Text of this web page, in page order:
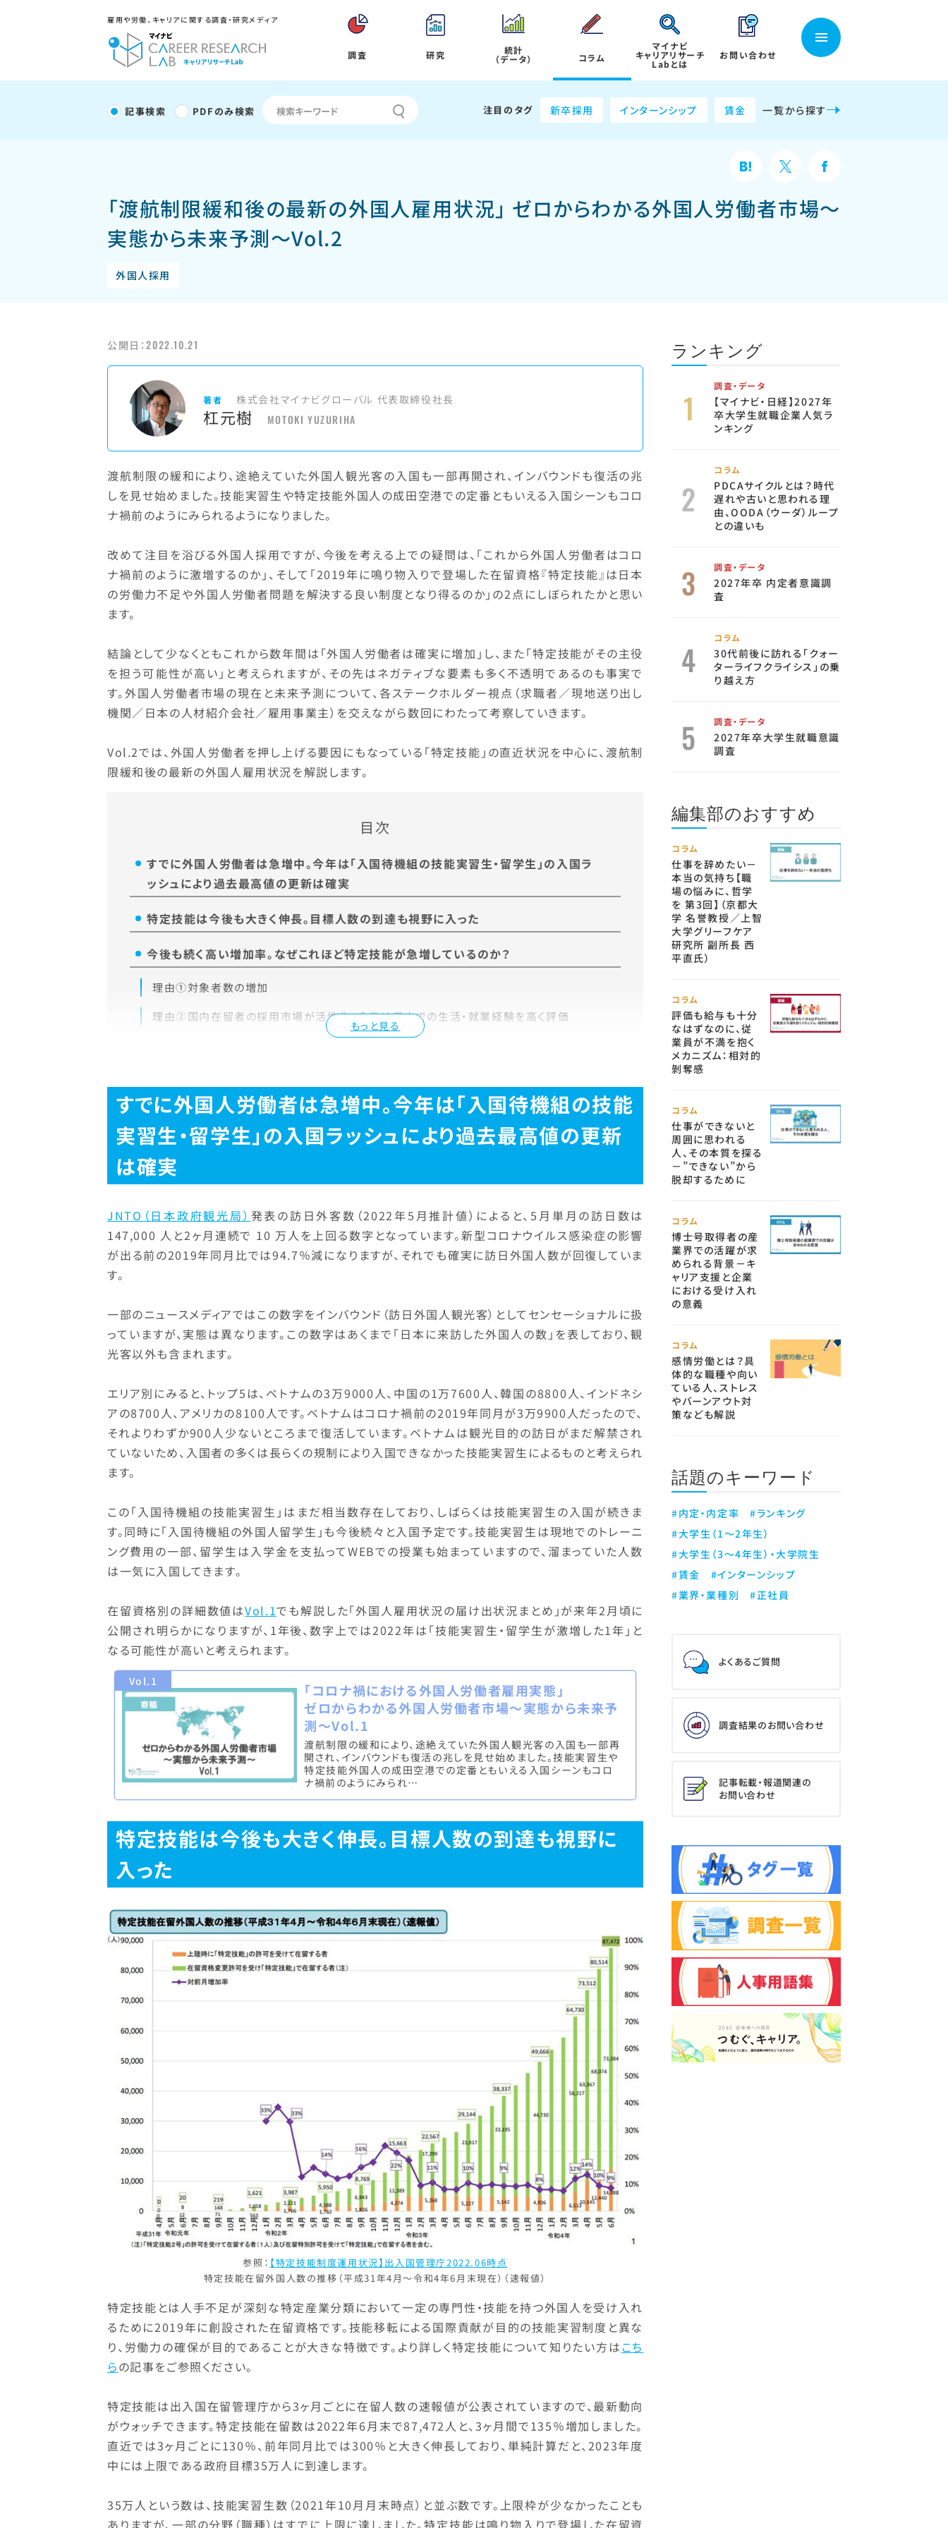
雇用や労働、キャリアに関する調査・研究メディア
調査 研究 統計
（データ） コラム
マイナビ
キャリアリサーチ
Labとは
お問い合わせ
記事検索 PDFのみ検索 注目のタグ 新卒採用 インターンシップ 賃金 一覧から探す
「渡航制限緩和後の最新の外国人雇用状況」 ゼロからわかる外国人労働者市場～
実態から未来予測～Vol.2
外国人採用
公開日：2022.10.21
著者 株式会社マイナビグローバル 代表取締役社長
杠元樹 MOTOKI YUZURIHA
渡航制限の緩和により、途絶えていた外国人観光客の入国も一部再開され、インバウンドも復活の兆
しを見せ始めました。技能実習生や特定技能外国人の成田空港での定番ともいえる入国シーンもコロ
ナ禍前のようにみられるようになりました。
改めて注目を浴びる外国人採用ですが、今後を考える上での疑問は、「これから外国人労働者はコロ
ナ禍前のように激増するのか」、そして「2019年に鳴り物入りで登場した在留資格『特定技能』は日本
の労働力不足や外国人労働者問題を解決する良い制度となり得るのか」の2点にしぼられたかと思い
ます。
結論として少なくともこれから数年間は「外国人労働者は確実に増加」し、また「特定技能がその主役
を担う可能性が高い」と考えられますが、その先はネガティブな要素も多く不透明であるのも事実で
す。外国人労働者市場の現在と未来予測について、各ステークホルダー視点（求職者／現地送り出し
機関／日本の人材紹介会社／雇用事業主）を交えながら数回にわたって考察していきます。
Vol.2では、外国人労働者を押し上げる要因にもなっている「特定技能」の直近状況を中心に、渡航制
限緩和後の最新の外国人雇用状況を解説します。
目次
もっと見る
すでに外国人労働者は急増中。今年は「入国待機組の技能実習生・留学生」の入国ラ
ッシュにより過去最高値の更新は確実
特定技能は今後も大きく伸長。目標人数の到達も視野に入った
今後も続く高い増加率。なぜこれほど特定技能が急増しているのか？
理由①対象者数の増加
理由②国内在留者の採用市場が活性化。企業は日本での生活・就業経験を高く評価
すでに外国人労働者は急増中。今年は「入国待機組の技能
実習生・留学生」の入国ラッシュにより過去最高値の更新
は確実
JNTO（日本政府観光局） 発表の訪日外客数（2022年5月推計値）によると、5月単月の訪日数は
147,000 人と2ヶ月連続で 10 万人を上回る数字となっています。新型コロナウイルス感染症の影響
が出る前の2019年同月比では94.7％減になりますが、それでも確実に訪日外国人数が回復していま
す。
一部のニュースメディアではこの数字をインバウンド（訪日外国人観光客）としてセンセーショナルに扱
っていますが、実態は異なります。この数字はあくまで「日本に来訪した外国人の数」を表しており、観
光客以外も含まれます。
エリア別にみると、トップ5は、ベトナムの3万9000人、中国の1万7600人、韓国の8800人、インドネシ
アの8700人、アメリカの8100人です。ベトナムはコロナ禍前の2019年同月が3万9900人だったので、
それよりわずか900人少ないところまで復活しています。ベトナムは観光目的の訪日がまだ解禁され
ていないため、入国者の多くは長らくの規制により入国できなかった技能実習生によるものと考えられ
ます。
この「入国待機組の技能実習生」はまだ相当数存在しており、しばらくは技能実習生の入国が続きま
す。同時に「入国待機組の外国人留学生」も今後続々と入国予定です。技能実習生は現地でのトレーニ
ング費用の一部、留学生は入学金を支払ってWEBでの授業も始まっていますので、溜まっていた人数
は一気に入国してきます。
在留資格別の詳細数値はVol.1でも解説した「外国人雇用状況の届け出状況まとめ」が来年2月頃に
公開され明らかになりますが、1年後、数字上では2022年は「技能実習生・留学生が激増した1年」と
なる可能性が高いと考えられます。
Vol.1
「コロナ禍における外国人労働者雇用実態」
ゼロからわかる外国人労働者市場～実態から未来予
測～Vol.1
渡航制限の緩和により、途絶えていた外国人観光客の入国も一部再
開され、インバウンドも復活の兆しを見せ始めました。技能実習生や
特定技能外国人の成田空港での定番ともいえる入国シーンもコロ
ナ禍前のようにみられ…
特定技能は今後も大きく伸長。目標人数の到達も視野に
入った
参照： 【特定技能制度運用状況】出入国管理庁2022.06時点
特定技能在留外国人数の推移（平成31年4月～令和4年6月末現在）（速報値）
特定技能とは人手不足が深刻な特定産業分類において一定の専門性・技能を持つ外国人を受け入れ
るために2019年に創設された在留資格です。技能移転による国際貢献が目的の技能実習制度と異な
り、労働力の確保が目的であることが大きな特徴です。より詳しく特定技能について知りたい方はこち
らの記事をご参照ください。
特定技能は出入国在留管理庁から3ヶ月ごとに在留人数の速報値が公表されていますので、最新動向
がウォッチできます。特定技能在留数は2022年6月末で87,472人と、3ヶ月間で135％増加しました。
直近では3ヶ月ごとに130％、前年同月比では300％と大きく伸長しており、単純計算だと、2023年度
中には上限である政府目標35万人に到達します。
35万人という数は、技能実習生数（2021年10月月末時点）と並ぶ数です。上限枠が少なかったことも
ありますが、一部の分野（職種）はすでに上限に達しました。特定技能は鳴り物入りで登場した在留資
ランキング
調査・データ
【マイナビ・日経】2027年
卒大学生就職企業人気ラ
ンキング
コラム
PDCAサイクルとは？時代
遅れや古いと思われる理
由、OODA（ウーダ）ループ
との違いも
調査・データ
2027年卒 内定者意識調
査
コラム
30代前後に訪れる「クォー
ターライフクライシス」の乗
り越え方
調査・データ
2027年卒大学生就職意識
調査
編集部のおすすめ
コラム
仕事を辞めたい－
本当の気持ち【職
場の悩みに、哲学
を 第3回】（京都大
学 名誉教授／上智
大学グリーフケア
研究所 副所長 西
平直氏）
コラム
評価も給与も十分
なはずなのに、従
業員が不満を抱く
メカニズム：相対的
剝奪感
コラム
仕事ができないと
周囲に思われる
人、その本質を探る
－”できない”から
脱却するために
コラム
博士号取得者の産
業界での活躍が求
められる背景－キ
ャリア支援と企業
における受け入れ
の意義
コラム
感情労働とは？具
体的な職種や向い
ている人、ストレス
やバーンアウト対
策なども解説
話題のキーワード
#内定・内定率
#ランキング
#大学生（1～2年生）
#大学生（3～4年生）・大学院生
#賃金
#インターンシップ
#業界・業種別
#正社員
よくあるご質問
調査結果のお問い合わせ
記事転載・報道関連の
お問い合わせ